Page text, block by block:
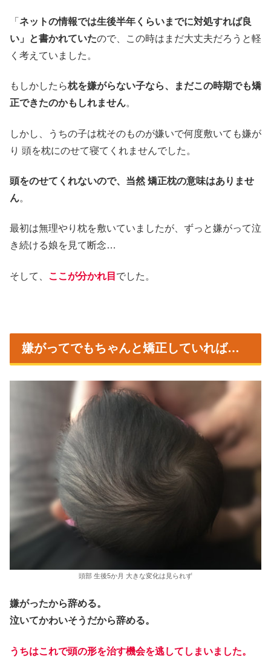
「 ネットの情報では生後半年くらいまでに対処すれば良
い」と書かれていたので、この時はまだ大丈夫だろうと軽
く考えていました。
もしかしたら枕を嫌がらない子なら、まだこの時期でも矯
正できたのかもしれません。
しかし、うちの子は枕そのものが嫌いで何度敷いても嫌が
り 頭を枕にのせて寝てくれませんでした。
頭をのせてくれないので、当然 矯正枕の意味はありませ
ん。
最初は無理やり枕を敷いていましたが、ずっと嫌がって泣
き続ける娘を見て断念…
そして、 ここが分かれ目 でした。
嫌がってでもちゃんと矯正していれば…
頭部 生後5か月 大きな変化は見られず
嫌がったから辞める。
泣いてかわいそうだから辞める。
うちはこれで頭の形を治す機会を逃してしまいました。